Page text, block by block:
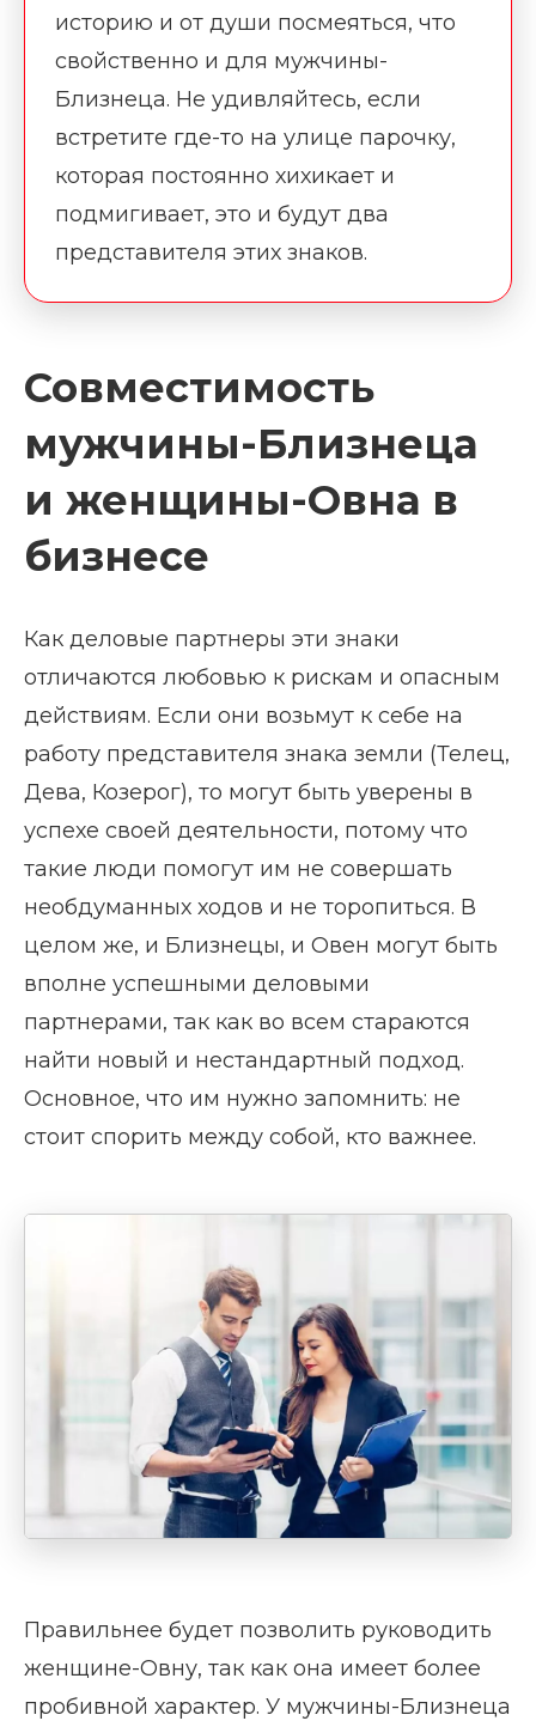
историю и от души посмеяться, что
свойственно и для мужчины-
Близнеца. Не удивляйтесь, если
встретите где-то на улице парочку,
которая постоянно хихикает и
подмигивает, это и будут два
представителя этих знаков.
Совместимость
мужчины-Близнеца
и женщины-Овна в
бизнесе
Как деловые партнеры эти знаки
отличаются любовью к рискам и опасным
действиям. Если они возьмут к себе на
работу представителя знака земли (Телец,
Дева, Козерог), то могут быть уверены в
успехе своей деятельности, потому что
такие люди помогут им не совершать
необдуманных ходов и не торопиться. В
целом же, и Близнецы, и Овен могут быть
вполне успешными деловыми
партнерами, так как во всем стараются
найти новый и нестандартный подход.
Основное, что им нужно запомнить: не
стоит спорить между собой, кто важнее.
Правильнее будет позволить руководить
женщине-Овну, так как она имеет более
пробивной характер. У мужчины-Близнеца